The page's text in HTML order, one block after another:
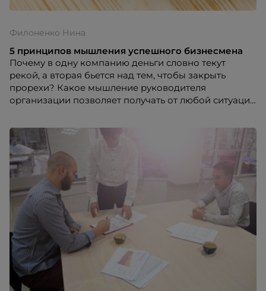
Филоненко Нина
5 принципов мышления успешного бизнесмена
Почему в одну компанию деньги словно текут
рекой, а вторая бьется над тем, чтобы закрыть
прорехи? Какое мышление руководителя
организации позволяет получать от любой ситуации
Филоненко, директор по развитию персонала
компании “Экоокна”.